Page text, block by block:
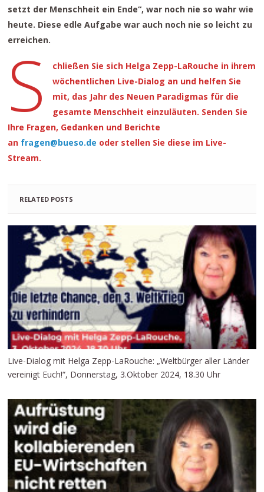
setzt der Menschheit ein Ende“, war noch nie so wahr wie
heute. Diese edle Aufgabe war auch noch nie so leicht zu
erreichen.
S
chließen Sie sich Helga Zepp-LaRouche in ihrem
wöchentlichen Live-Dialog an und helfen Sie
mit, das Jahr des Neuen Paradigmas für die
gesamte Menschheit einzuläuten. Senden Sie
Ihre Fragen, Gedanken und Berichte
an fragen@bueso.de oder stellen Sie diese im Live-
Stream.
RELATED POSTS
Live-Dialog mit Helga Zepp-LaRouche: „Weltbürger aller Länder
vereinigt Euch!“, Donnerstag, 3.Oktober 2024, 18.30 Uhr